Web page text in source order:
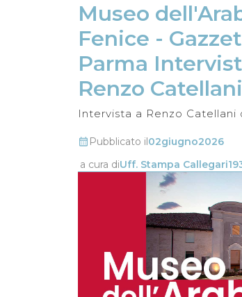
Museo
Fenice -
Parma
Renzo Catellani
Intervista a Renzo
Pubblicato il02giugno2026
a cura diUff. Stampa